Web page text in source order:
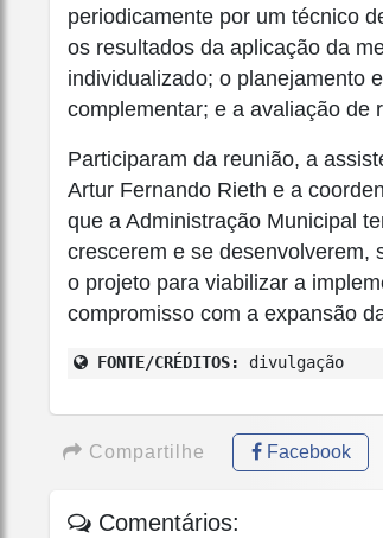
periodicamente por um técnico
os resultados da aplicação da
individualizado; o planejamento
complementar; e a avaliação de
Participaram da reunião, a
Artur Fernando Rieth e a
que a Administração Municipal
crescerem e se desenvolverem,
o projeto para viabilizar a
compromisso com a expansão
FONTE/CRÉDITOS: divulgação
Compartilhe Facebook
Comentários: